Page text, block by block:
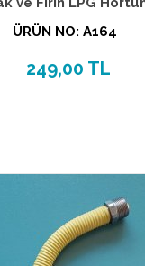
ÜRÜN NO: A164
249,00 TL